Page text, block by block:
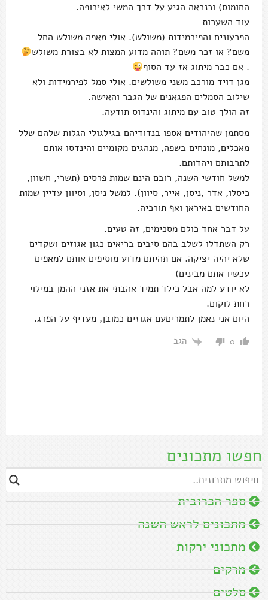
חפשו מתכונים
ספר הכרובית
מתכונים לראש השנה
מתכוני ירקות
מרקים
סלטים
החומוס) וכנראה הגיע על דרך המשי לאירופה.
עוד השערות
הפרעונים והפירמידות (משולש). אולי מאפה משולש החל
משם? או זכר משם? תוהה מדוע המצות לא בצורת משולש
. אם כבר מיתוג אז עד הסוף
מגן דויד מורכב משני משולשים. אולי סמל לפירמידות ולא
שילוב הסמלים הפגאנים של הגבר והאישה.
זה הולך טוב עם מיתוג והינדוס תודעה.
מסתמן שהיהודים אספו בנדודיהם בגילגולי הגלות שלהם שלל
מאכלים, מונחים בשפה, מנהגים מקומיים והינדסו אותם
לתרבותם ויהדותם.
למשל חודשי השנה, רובם הינם שמות פרסים (תשרי, חשוון,
כיסלו, אדר ,ניסן, אייר, סיוון). למשל ניסן, וסיוון עדיין שמות
החודשים באיראן ואף תורכיה.
על דבר אחד כולם מסכימים, זה טעים.
רק השתדלו לשלב בהם סיבים בריאים כגון אגוזים ושקדים
שלא יהיה יציקה. אם תהיתם מדוע מוסיפים אותם למאפים
עכשיו אתם מבינים)
לא יודע למה אבל כילד תמיד אהבתי את אזני ההמן במילוי
רחת לוקום.
היום אני נאמן לתמריםעם אגוזים כמובן, מעדיף על הפרג.
0 הגב